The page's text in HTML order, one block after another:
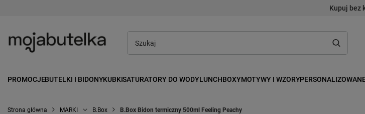
Kupuj bez
PROMOCJEBUTELKI I BIDONYKUBKISATURATORY DO WODYLUNCHBOXYMOTYWY I WZORY
Strona główna MARKI B.Box B.Box Bidon termiczny 500ml Feeling Peachy